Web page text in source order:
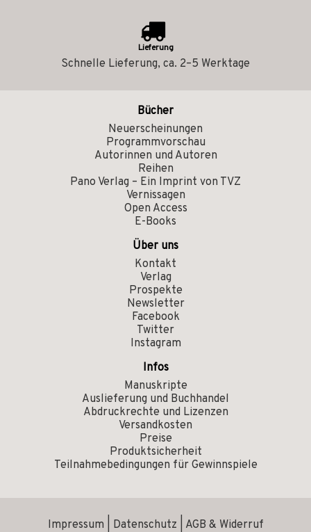
Lieferung
Schnelle Lieferung, ca. 2–5 Werktage
Bücher
Neuerscheinungen
Programmvorschau
Autorinnen und Autoren
Reihen
Pano Verlag – Ein Imprint von TVZ
Vernissagen
Open Access
E-Books
Über uns
Kontakt
Verlag
Prospekte
Newsletter
Facebook
Twitter
Instagram
Infos
Manuskripte
Auslieferung und Buchhandel
Abdruckrechte und Lizenzen
Versandkosten
Preise
Produktsicherheit
Teilnahmebedingungen für Gewinnspiele
Impressum Datenschutz AGB & Widerruf